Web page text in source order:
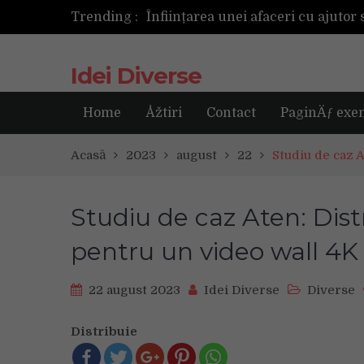
Trending :
Următoarea fotografie poate fi
Idei Diverse
Home Åžtiri Contact PaginÄƒ
Acasă 2023 august 22 Studiu de caz
Studiu de caz Aten:
pentru un video wall
22 august 2023 Idei Diverse Diverse
Distribuie